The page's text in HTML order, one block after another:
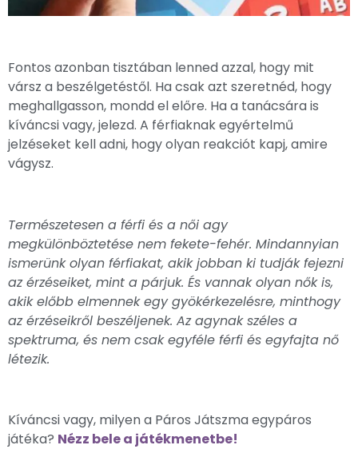
Fontos azonban tisztában lenned azzal, hogy mit
vársz a beszélgetéstől. Ha csak azt szeretnéd, hogy
meghallgasson, mondd el előre. Ha a tanácsára is
kíváncsi vagy, jelezd. A férfiaknak egyértelmű
jelzéseket kell adni, hogy olyan reakciót kapj, amire
vágysz.
Természetesen a férfi és a női agy
megkülönböztetése nem fekete-fehér. Mindannyian
ismerünk olyan férfiakat, akik jobban ki tudják fejezni
az érzéseiket, mint a párjuk. És vannak olyan nők is,
akik előbb elmennek egy gyökérkezelésre, minthogy
az érzéseikről beszéljenek. Az agynak széles a
spektruma, és nem csak egyféle férfi és egyfajta nő
létezik.
Kíváncsi vagy, milyen a Páros Játszma egypáros
játéka? Nézz bele a játékmenetbe!